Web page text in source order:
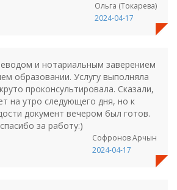
Ольга (Токарева)
2024-04-17
и нотариальным заверением
образовании. Услугу выполняла
проконсультировала. Сказали,
на утро следующего дня, но к
документ вечером был готов.
за работу:)
Софронов Арчын
2024-04-17